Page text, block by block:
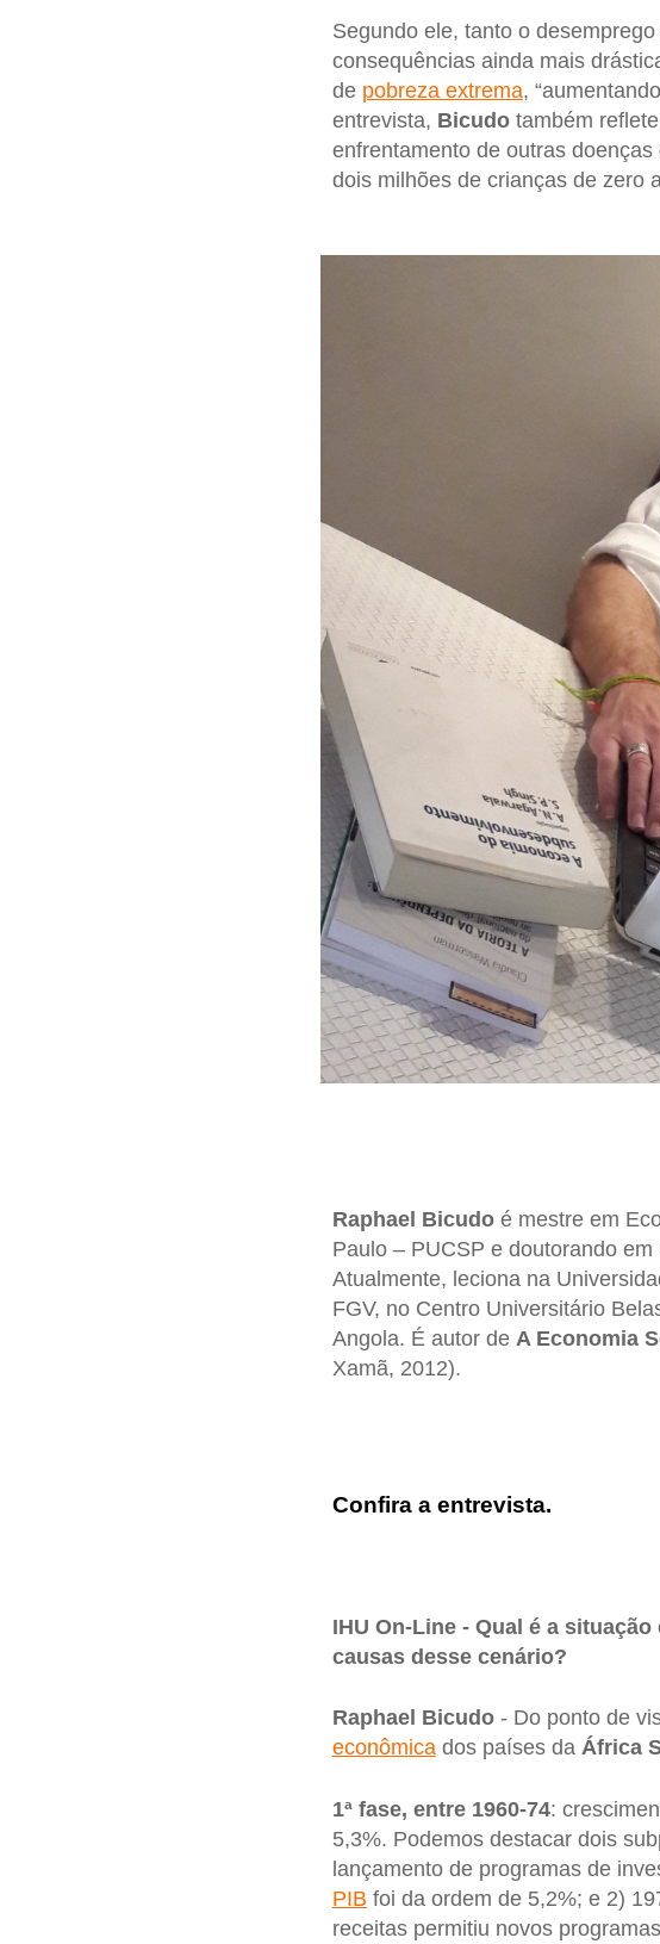
Segundo ele, tanto o
consequências ainda mais
de pobreza extrema,
entrevista, Bicudotambém
enfrentamento de outras doenças
dois milhões de crianças de zero
Raphael Bicudoé mestre em
Paulo – PUCSP e doutorando
Atualmente, leciona na
FGV, no Centro Universitário
Angola. É autor de A Economia
Xamã, 2012).
Confira a entrevista.
IHU On-Line - Qual é a
causas desse cenário?
Raphael Bicudo- Do ponto de
econômicados países da África
1ª fase, entre 1960-74:
5,3%. Podemos destacar dois
lançamento de programas de
PIB foi da ordem de 5,2%; e 2)
receitas permitiu novos